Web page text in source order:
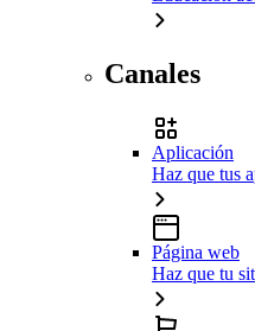
Canales
Aplicación
Haz que tus
Página web
Haz que tu